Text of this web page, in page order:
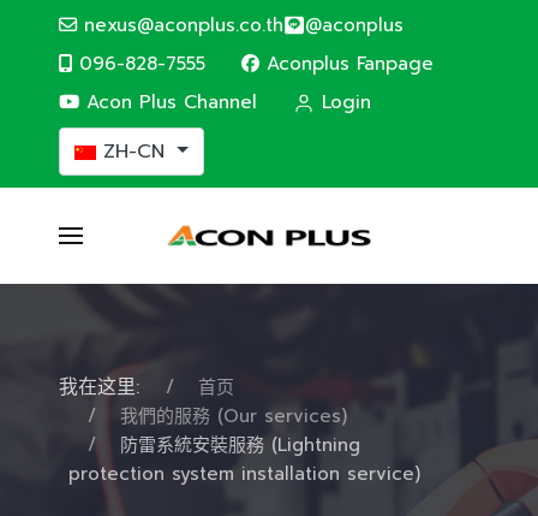
nexus@aconplus.co.th @aconplus
096-828-7555
Aconplus Fanpage
Acon Plus Channel
Login
选择你的语音
ZH-CN
我在这里:
首页
我們的服務 (Our services)
防雷系統安裝服務 (Lightning
protection system installation service)